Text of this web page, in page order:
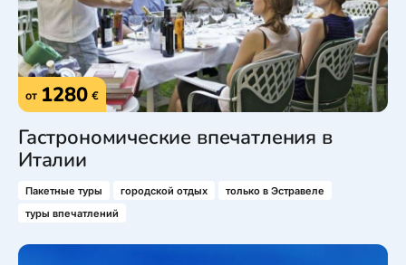
от 1280 €
Гастрономические впечатления в
Италии
Пакетные туры городской отдых
только в Эстравеле
туры впечатлений